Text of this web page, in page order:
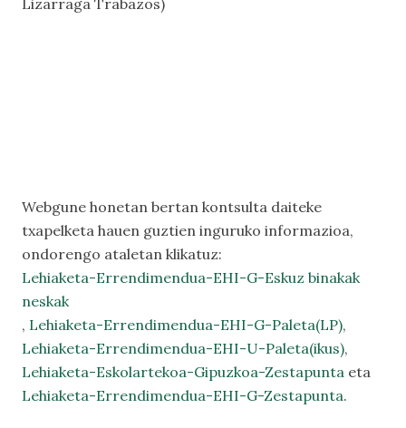
Lizarraga Trabazos)
Webgune honetan bertan kontsulta daiteke
txapelketa hauen guztien inguruko informazioa,
ondorengo ataletan klikatuz:
Lehiaketa-Errendimendua-EHI-G-Eskuz binakak
neskak
, Lehiaketa-Errendimendua-EHI-G-Paleta(LP),
Lehiaketa-Errendimendua-EHI-U-Paleta(ikus),
Lehiaketa-Eskolartekoa-Gipuzkoa-Zestapunta eta
Lehiaketa-Errendimendua-EHI-G-Zestapunta.